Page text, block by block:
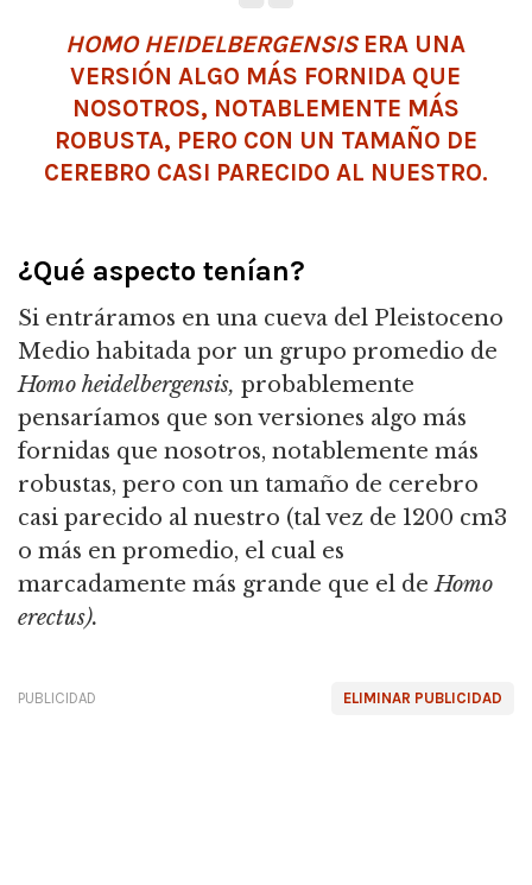
HOMO HEIDELBERGENSISERA UNA
VERSIÓN ALGO MÁS FORNIDA QUE
NOSOTROS, NOTABLEMENTE MÁS
ROBUSTA, PERO CON UN TAMAÑO DE
CEREBRO CASI PARECIDO AL NUESTRO.
¿Qué aspecto tenían?
Si entráramos en una cueva del Pleistoceno
Medio habitada por un grupo promedio de
Homo heidelbergensis, probablemente
pensaríamos que son versiones algo más
fornidas que nosotros, notablemente más
robustas, pero con un tamaño de cerebro
casi parecido al nuestro (tal vez de 1200 cm3
o más en promedio, el cual es
marcadamente más grande que el deHomo
erectus).
ELIMINAR PUBLICIDAD
PUBLICIDAD